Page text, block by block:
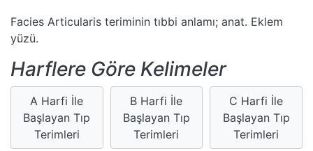
Facies Articularis teriminin tıbbi anlamı; anat. Eklem
yüzü.
Harflere Göre Kelimeler
A Harfi İle
Başlayan Tıp
Terimleri
B Harfi İle
Başlayan Tıp
Terimleri
C Harfi İle
Başlayan Tıp
Terimleri